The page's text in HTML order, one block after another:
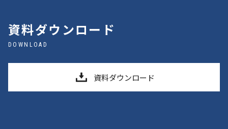
資料ダウンロード
DOWNLOAD
資料ダウンロード